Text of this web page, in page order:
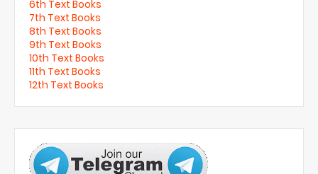
6th Text Books
7th Text Books
8th Text Books
9th Text Books
10th Text Books
11th Text Books
12th Text Books